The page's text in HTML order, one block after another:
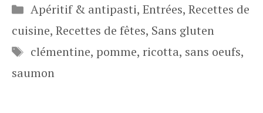
Catégories
Apéritif & antipasti, Entrées, Recettes de
cuisine, Recettes de fêtes, Sans gluten
Étiquettes
clémentine, pomme, ricotta, sans oeufs,
saumon